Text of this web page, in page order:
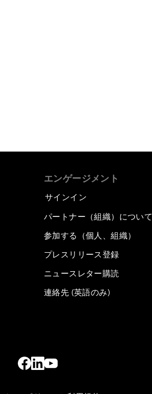
エンゲージメント
サインイン
パートナー（組織）について
参加する（個人、組織）
プレスリリース登録
ニュースレター購読
連絡先 (英語のみ)